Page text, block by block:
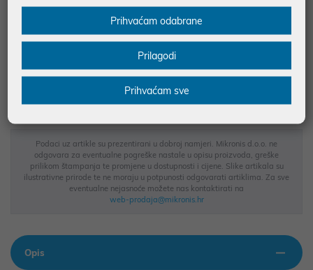
JAMSTVO 24 MJ.
BESPLATNA DOSTAVA ZA NARUDŽBE IZNAD 66,36€
Podaci uz artikle su prezentirani u dobroj namjeri. Mikronis d.o.o. ne
odgovara za eventualne pogreške nastale u opisu proizvoda, greške
prilikom štampanja te promjene u dostupnosti i cijene. Slike artikala su
ilustrativne prirode te ne moraju u potpunosti odgovarati artiklima. Za sve
eventualne nejasnoće možete nas kontaktirati na
web-prodaja@mikronis.hr
Opis
Prihvaćam odabrane
Prilagodi
Prihvaćam sve